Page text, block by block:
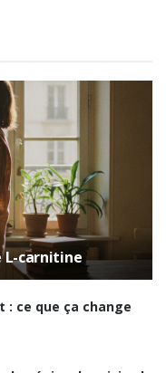
L-carnitine
: ce que ça change